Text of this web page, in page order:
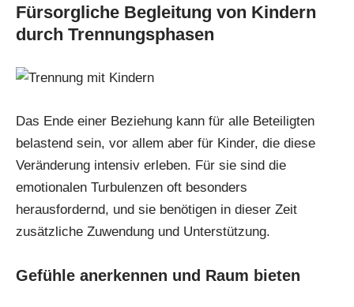
Fürsorgliche Begleitung von Kindern
durch Trennungsphasen
Das Ende einer Beziehung kann für alle Beteiligten
belastend sein, vor allem aber für Kinder, die diese
Veränderung intensiv erleben. Für sie sind die
emotionalen Turbulenzen oft besonders
herausfordernd, und sie benötigen in dieser Zeit
zusätzliche Zuwendung und Unterstützung.
Gefühle anerkennen und Raum bieten